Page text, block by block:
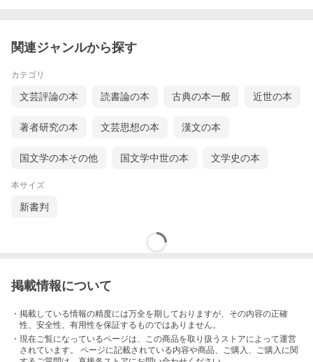
関連ジャンルから探す
カテゴリ
文芸評論の本 読書論の本 古典の本一般 近世の本
著者研究の本 文芸思想の本 漢文の本
国文学の本その他 国文学中世の本 文学史の本
本サイズ
新書判
掲載情報について
・掲載している情報の精度には万全を期しておりますが、その内容の正確
性、安全性、有用性を保証するものではありません。
・現在ご覧になっているページは、この商品を取り扱うストアによって運営
されています。 ページに記載されている内容や商品、ご購入 、ご購入に関